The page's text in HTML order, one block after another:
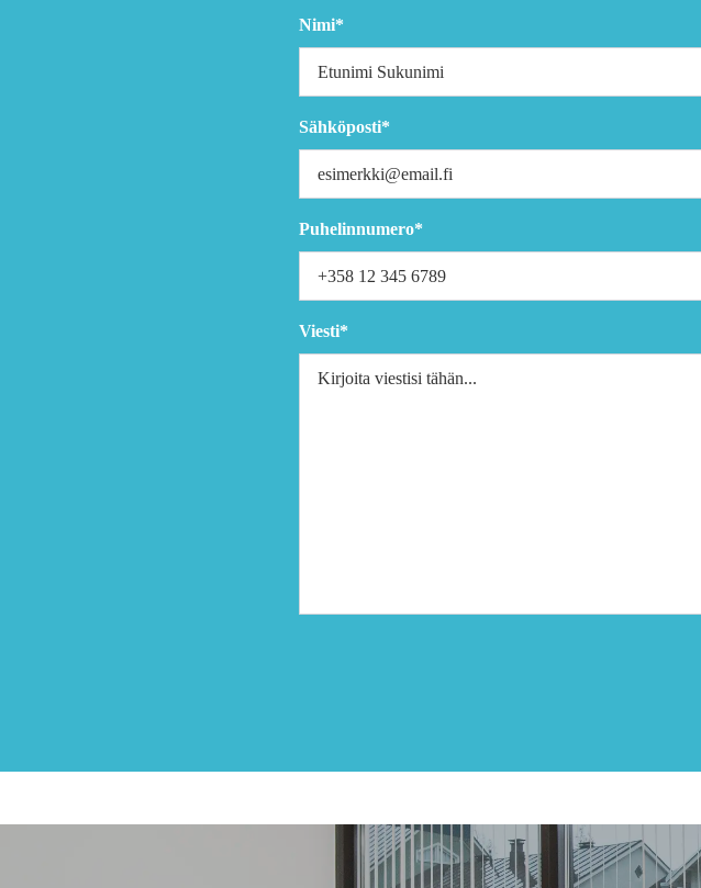
Nimi*
Sähköposti*
Puhelinnumero*
Viesti*